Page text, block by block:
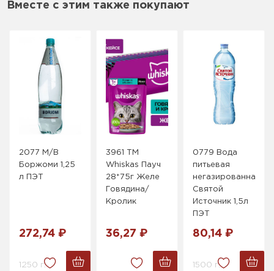
Вместе с этим также покупают
2077 М/В
Боржоми 1,25
л ПЭТ
272,74 ₽
1250 г.
3961 ТМ
Whiskas Пауч
28*75г Желе
Говядина/
Кролик
36,27 ₽
0779 Вода
питьевая
негазированная
Святой
Источник 1,5л
ПЭТ
80,14 ₽
1500 г.